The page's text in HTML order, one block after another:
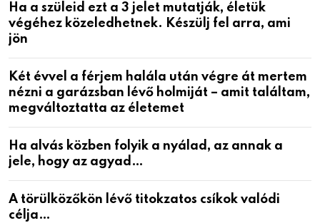
Ha a szüleid ezt a 3 jelet mutatják, életük
végéhez közeledhetnek. Készülj fel arra, ami
jön
Két évvel a férjem halála után végre át mertem
nézni a garázsban lévő holmiját – amit találtam,
megváltoztatta az életemet
Ha alvás közben folyik a nyálad, az annak a
jele, hogy az agyad…
A törülközőkön lévő titokzatos csíkok valódi
célja…